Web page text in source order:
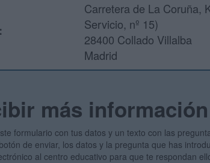
Carretera de La Coruña,
Servicio, nº 15)
28400 Collado Villalba
Madrid
más información
formulario con tus datos y un texto con las
de enviar, los datos y la pregunta que has
al centro educativo para que te respondan